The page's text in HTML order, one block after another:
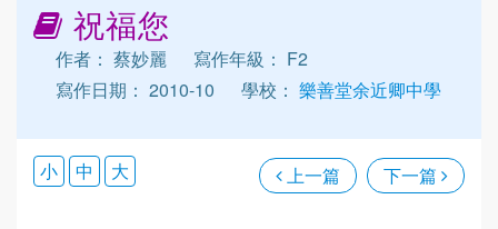
祝福您
作者： 蔡妙麗
寫作年級： F2
寫作日期： 2010-10
學校： 樂善堂余近卿中學
上一篇 下一篇
小 中 大